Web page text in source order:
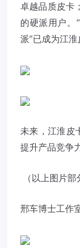
卓越品质皮卡
的硬派用户。
派”已成为江淮
未来，江淮皮
提升产品竞争
（以上图片部
邢车博士工作